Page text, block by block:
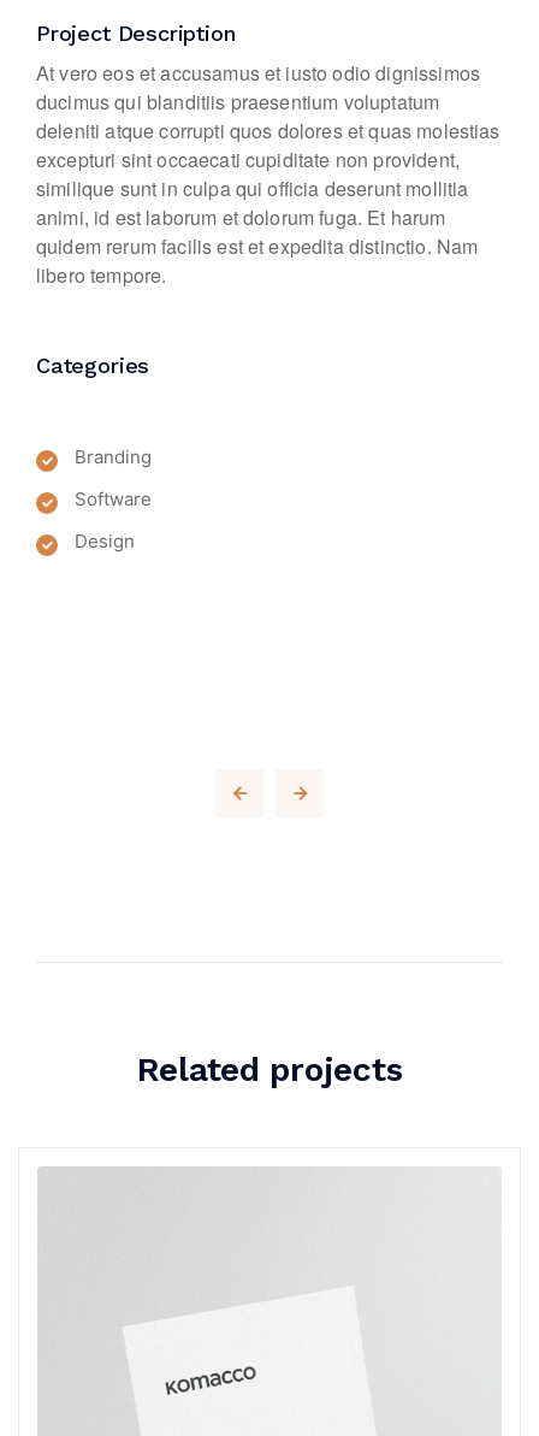
Project Description
At vero eos et accusamus et iusto odio dignissimos
ducimus qui blanditiis praesentium voluptatum
deleniti atque corrupti quos dolores et quas molestias
excepturi sint occaecati cupiditate non provident,
similique sunt in culpa qui officia deserunt mollitia
animi, id est laborum et dolorum fuga. Et harum
quidem rerum facilis est et expedita distinctio. Nam
libero tempore.
Categories
Branding
Software
Design
Related projects